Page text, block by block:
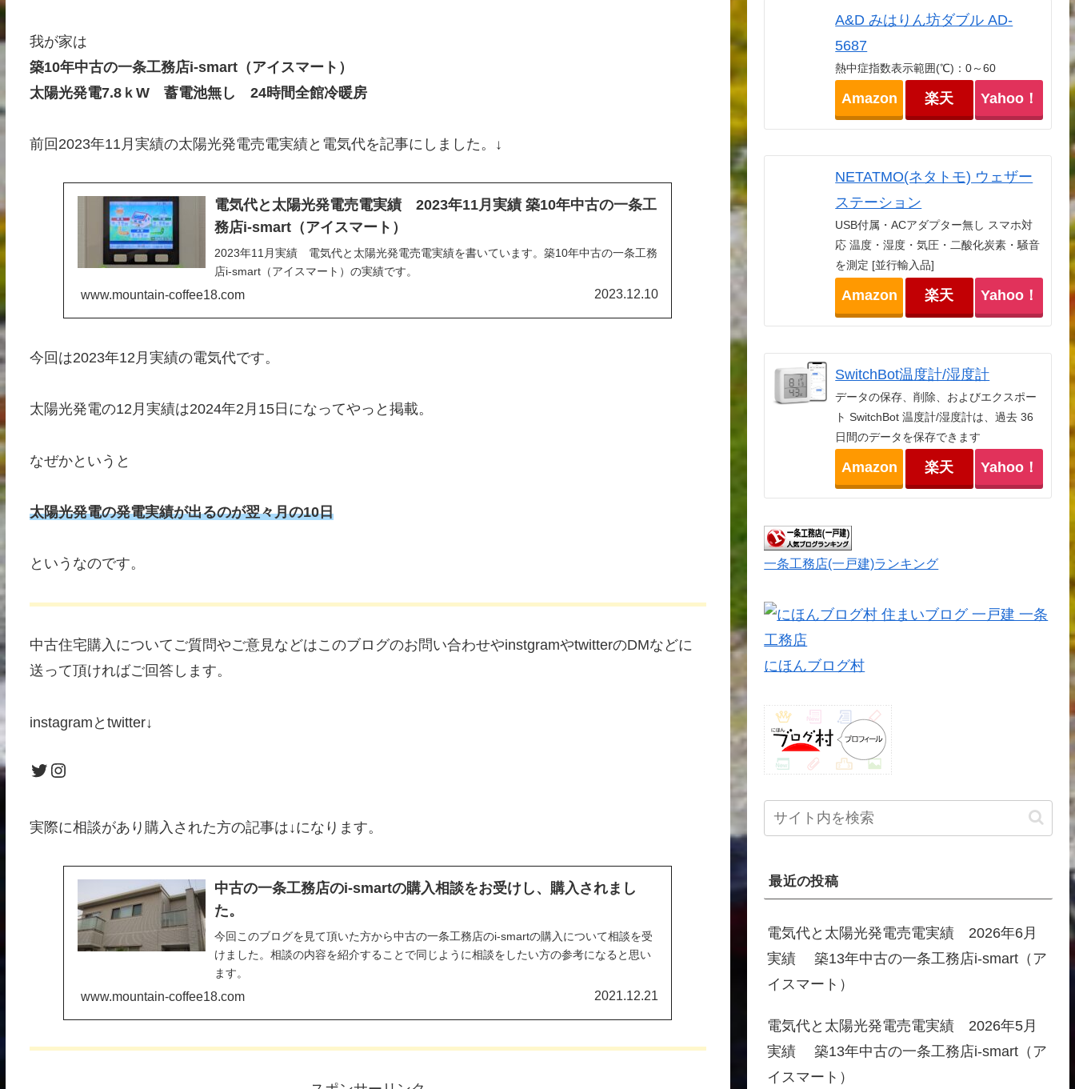
我が家は
築10年中古の一条工務店i-smart（アイスマート）
太陽光発電7.8ｋW 蓄電池無し 24時間全館冷暖房
前回2023年11月実績の太陽光発電売電実績と電気代を記事にしました。↓
電気代と太陽光発電売電実績 2023年11月実績 築10年中古の一条工
務店i-smart（アイスマート）
2023年11月実績 電気代と太陽光発電売電実績を書いています。築10年中古の一条工務
店i-smart（アイスマート）の実績です。
www.mountain-coffee18.com 2023.12.10
今回は2023年12月実績の電気代です。
太陽光発電の12月実績は2024年2月15日になってやっと掲載。
なぜかというと
太陽光発電の発電実績が出るのが翌々月の10日
というなのです。
中古住宅購入についてご質問やご意見などはこのブログのお問い合わせやinstgramやtwitterのDMなどに
送って頂ければご回答します。
instagramとtwitter↓
Twitter
Instagram
実際に相談があり購入された方の記事は↓になります。
中古の一条工務店のi-smartの購入相談をお受けし、購入されまし
た。
今回このブログを見て頂いた方から中古の一条工務店のi-smartの購入について相談を受
けました。相談の内容を紹介することで同じように相談をしたい方の参考になると思い
ます。
www.mountain-coffee18.com 2021.12.21
A&D みはりん坊ダブル AD-
5687
熱中症指数表示範囲(℃)：0～60
Amazon 楽天 Yahoo！
NETATMO(ネタトモ) ウェザー
ステーション
USB付属・ACアダプター無し スマホ対
応 温度・湿度・気圧・二酸化炭素・騒音
を測定 [並行輸入品]
Amazon 楽天 Yahoo！
SwitchBot温度計/湿度計
データの保存、削除、およびエクスポー
ト SwitchBot 温度計/湿度計は、過去 36
日間のデータを保存できます
Amazon 楽天 Yahoo！
一条工務店(一戸建)ランキング
にほんブログ村
最近の投稿
電気代と太陽光発電売電実績 2026年6月
実績 築13年中古の一条工務店i-smart（ア
イスマート）
電気代と太陽光発電売電実績 2026年5月
実績 築13年中古の一条工務店i-smart（ア
イスマート）